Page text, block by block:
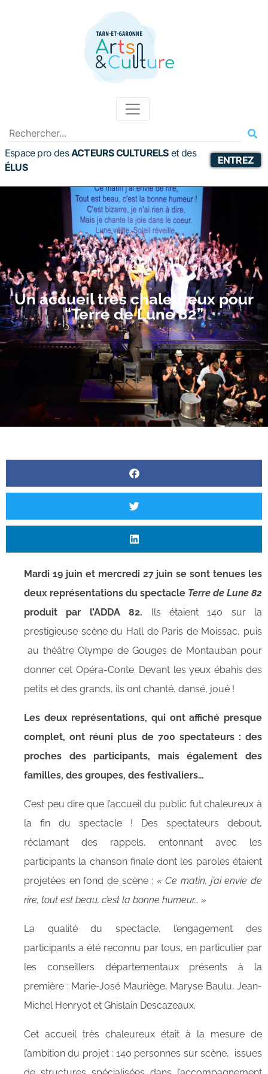
Espace pro desACTEURS CULTURELS etdes
ÉLUS
ENTREZ
Un accueil très chaleureux pour
“Terre de Lune 82”
Mardi 19 juin et mercredi 27 juin se sont tenues les
deux représentations du spectacle Terre de Lune 82
produit par l’ADDA 82. Ils étaient 140 sur la
prestigieuse scène du Hall de Paris de Moissac, puis
au théâtre Olympe de Gouges de Montauban pour
donner cet Opéra-Conte. Devant les yeux ébahis des
petits et des grands, ils ont chanté, dansé, joué !
Les deux représentations, qui ont affiché presque
complet, ont réuni plus de 700 spectateurs : des
proches des participants, mais également des
familles, des groupes, des festivaliers…
C’est peu dire que l’accueil du public fut chaleureux à
la fin du spectacle ! Des spectateurs debout,
réclamant des rappels, entonnant avec les
participants la chanson finale dont les paroles étaient
projetées en fond de scène : « Ce matin, j’ai envie de
rire, tout est beau, c’est la bonne humeur… »
La qualité du spectacle, l’engagement des
participants a été reconnu par tous, en particulier par
les conseillers départementaux présents à la
première : Marie-José Mauriège, Maryse Baulu, Jean-
Michel Henryot et Ghislain Descazeaux.
Cet accueil très chaleureux était à la mesure de
l’ambition du projet : 140 personnes sur scène, issues